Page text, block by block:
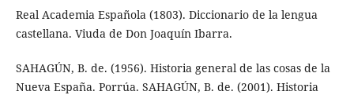
Real Academia Española (1803). Diccionario de la lengua
castellana. Viuda de Don Joaquín Ibarra.
SAHAGÚN, B. de. (1956). Historia general de las cosas de la
Nueva España. Porrúa. SAHAGÚN, B. de. (2001). Historia